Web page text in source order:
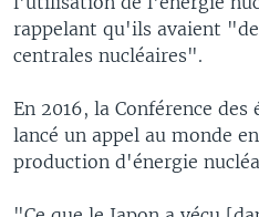
rappelant qu'ils avaient
centrales nucléaires".
En 2016, la Conférence des
lancé un appel au monde
production d'énergie